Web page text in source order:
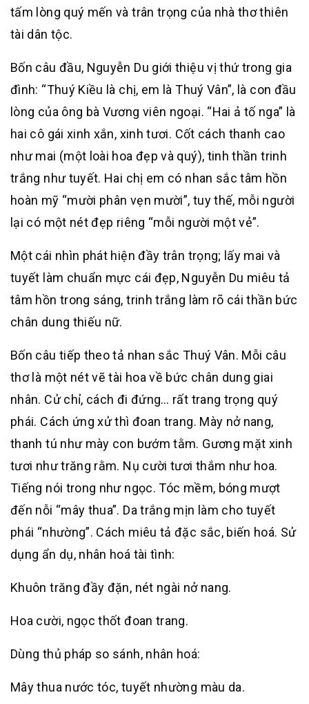
tấm lòng quý mến và trân trọng của nhà thơ thiên
tài dân tộc.
Bốn câu đầu, Nguyễn Du giới thiệu vị thứ trong gia
đình: “Thuý Kiều là chị, em là Thuý Vân”, là con đầu
lòng của ông bà Vương viên ngoại. “Hai ả tố nga” là
hai cô gái xinh xắn, xinh tươi. Cốt cách thanh cao
như mai (một loài hoa đẹp và quý), tinh thần trinh
trắng như tuyết. Hai chị em có nhan sắc tâm hồn
hoàn mỹ “mười phân vẹn mười”, tuy thế, mỗi người
lại có một nét đẹp riêng “mỗi người một vẻ”.
Một cái nhìn phát hiện đầy trân trọng; lấy mai và
tuyết làm chuẩn mực cái đẹp, Nguyễn Du miêu tả
tâm hồn trong sáng, trinh trắng làm rõ cái thần bức
chân dung thiếu nữ.
Bốn câu tiếp theo tả nhan sắc Thuý Vân. Mỗi câu
thơ là một nét vẽ tài hoa về bức chân dung giai
nhân. Cử chỉ, cách đi đứng… rất trang trọng quý
phái. Cách ứng xử thì đoan trang. Mày nở nang,
thanh tú như mày con bướm tằm. Gương mặt xinh
tươi như trăng rằm. Nụ cười tươi thắm như hoa.
Tiếng nói trong như ngọc. Tóc mềm, bóng mượt
đến nỗi “mây thua”. Da trắng mịn làm cho tuyết
phái “nhường”. Cách miêu tả đặc sắc, biến hoá. Sử
dụng ẩn dụ, nhân hoá tài tình:
Khuôn trăng đầy đặn, nét ngài nở nang.
Hoa cười, ngọc thốt đoan trang.
Dùng thủ pháp so sánh, nhân hoá:
Mây thua nước tóc, tuyết nhường màu da.